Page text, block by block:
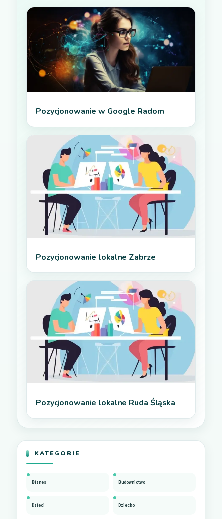
Pozycjonowanie w Google Radom
Pozycjonowanie lokalne Zabrze
Pozycjonowanie lokalne Ruda Śląska
KATEGORIE
Biznes Budownictwo
Dzieci Dziecko